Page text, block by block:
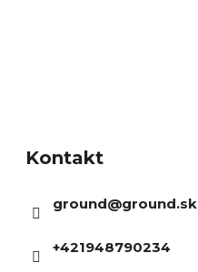
Kontakt
ground@ground.sk
+421948790234